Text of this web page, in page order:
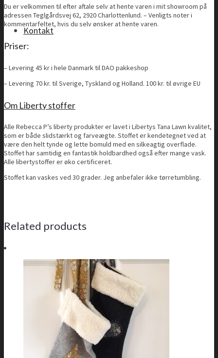
Kontakt
Du er velkommen til efter aftale selv at hente varen i mit showroom på
adressen Teglgårdsvej 62, 2920 Charlottenlund. – Venligts noter i
kommentarfeltet, hvis du selv ønsker at hente varen.
Priser:
– Levering 45 kr i hele Danmark til DAO pakkeshop
– Levering 70 kr. til Sverige, Tyskland og Holland. 100 kr. til øvrige EU
Om Liberty stoffer
Alle Rebecca P’s liberty produkter er lavet i Libertys Tana Lawn kvalitet,
som er både slidstærkt og farveægte. Stoffet er kendetegnet ved at
være den helt tynde og lette bomuld med en silkeagtig overflade.
Stoffet har samtidig en fantastik holdbardhed også efter mange vask.
Alle libertystoffer er øko certificeret.
Stoffet kan vaskes ved 30 grader. Jeg anbefaler ikke tørretumbling.
Related products